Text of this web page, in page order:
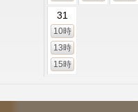
31
10時
13時
15時